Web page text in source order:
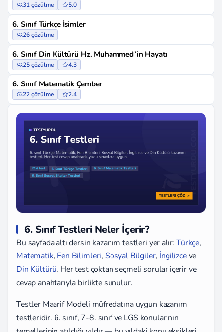
31 çözülme 5.0
6. Sınıf Türkçe İsimler
26 çözülme
6. Sınıf Din Kültürü Hz. Muhammed’in Hayatı
25 çözülme 4.3
6. Sınıf Matematik Çember
22 çözülme 2.4
6. Sınıf Testleri Neler İçerir?
Bu sayfada altı dersin kazanım testleri yer alır:Türkçe,
Matematik, Fen Bilimleri, Sosyal Bilgiler, İngilizceve
Din Kültürü. Her test çoktan seçmeli sorular içerir ve
cevap anahtarıyla birlikte sunulur.
Testler Maarif Modeli müfredatına uygun kazanım
testleridir. 6. sınıf, 7-8. sınıf ve LGS konularının